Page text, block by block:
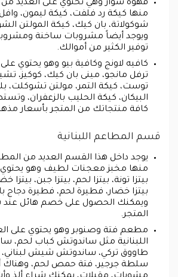
قهوة سوار وهي تحتوي على العديد من
منها كيكة رد فلفت، كيكة ليمون،
شوكولاتة، بان كيك، كيكة المولتن
ويوجد أيضاً مشروبات ساخنة
توفير الكثير من أموالك.
كافيه لاونج وكافية بيو وهو يحتوي
ترفل مانجو، مينى بان كيك، كوكيز،
توست، كيكة التمر، مولتن تشوكلت،
البيكان، كيكة الحليب بالزعفران،
كافة منتجاتك من المتجر بأسعار
قسم المطاعم اللبنانية
يوجد داخل هذا القسم العديد من
منها مخبز معجنات لطيف وهو يحتوي
بيتزا تونة، بيتزا لحم، بيتزا جبن، بيتزا
بيتزا خضار، فطيرة لحم، فطيرة دجاج
ويمكنك الحصول على خصم هائل عند
المتجر.
مطعم فتة وصنوبر وهو يحتوي على
اللبنانية مثل ساندوتش كباب
طاووق تركي، ساندوتش شيش لبناني،
سلطة جرجير، فتة حمص لحم، وهناك